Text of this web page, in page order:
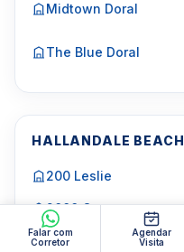
Falar com
Corretor
Agendar
Visita
Midtown Doral
The Blue Doral
HALLANDALE BEACH
200 Leslie
2000 Ocean
Beach Club One